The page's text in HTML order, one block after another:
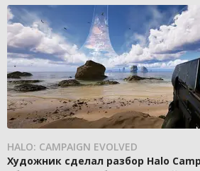
HALO: CAMPAIGN EVOLVED
Художник сделал разбор Halo